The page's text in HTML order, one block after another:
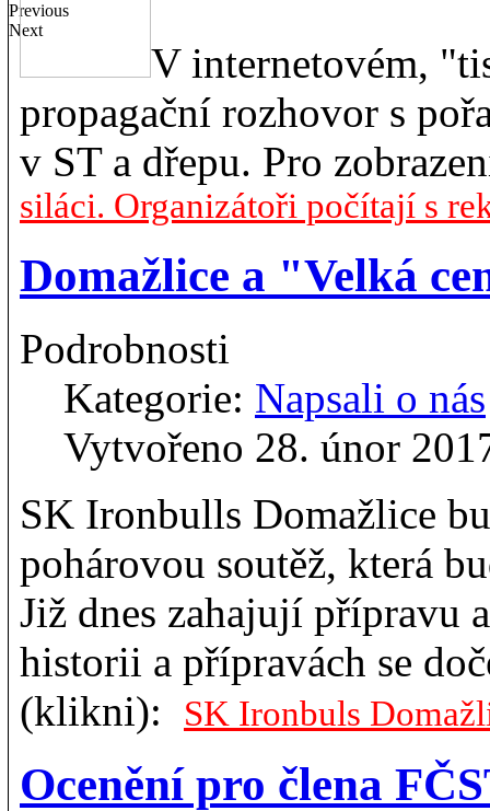
Previous
Next
V internetovém,
propagační rozhovor s
v ST a dřepu. Pro
siláci. Organizátoři počítají s
Domažlice a "Velká
Podrobnosti
Kategorie: Napsali o nás
Vytvořeno 28. únor
SK Ironbulls Domažlice
pohárovou soutěž, která
Již dnes zahajují přípravu
historii a přípravách se
(klikni):
SK Ironbuls
Ocenění pro člena